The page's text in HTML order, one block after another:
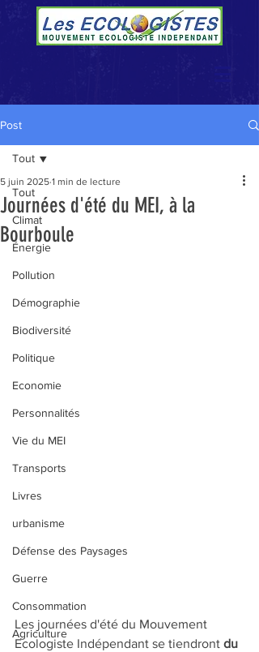
Post
Tout
Climat
Énergie
Pollution
Démographie
Biodiversité
Politique
Economie
Personnalités
Vie du MEI
Transports
Livres
urbanisme
Défense des Paysages
Guerre
Consommation
Agriculture
Tout
Journées d'été du MEI, à la
Bourboule
5 juin 2025 1 min de lecture
Les journées d'été du Mouvement
Ecologiste Indépendant se tiendront du